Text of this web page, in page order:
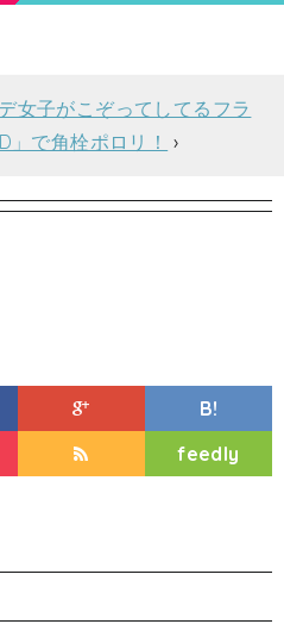
女子がこぞってしてるフラ
」で角栓ポロリ！
B!
feedly